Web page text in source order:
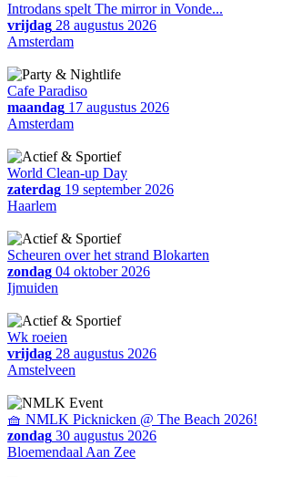
Introdans spelt The mirror in Vonde...
vrijdag 28 augustus 2026
Amsterdam
Cafe Paradiso
maandag 17 augustus 2026
Amsterdam
World Clean-up Day
zaterdag 19 september 2026
Haarlem
Scheuren over het strand Blokarten
zondag 04 oktober 2026
Ijmuiden
Wk roeien
vrijdag 28 augustus 2026
Amstelveen
🧺 NMLK Picknicken @ The Beach 2026!
zondag 30 augustus 2026
Bloemendaal Aan Zee